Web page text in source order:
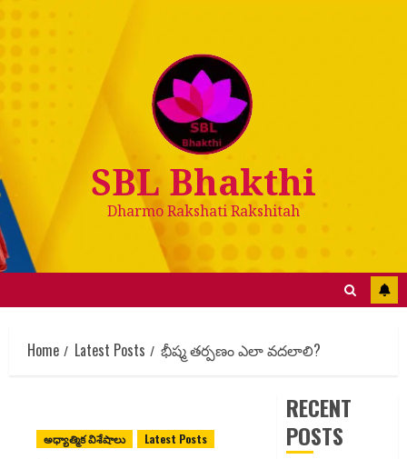
SBL Bhakthi
Dharmo Rakshati Rakshitah
Home Latest Posts భీష్మ తర్పణం ఎలా వదలాలి?
అధ్యాత్మిక విశేషాలు Latest Posts
RECENT
POSTS